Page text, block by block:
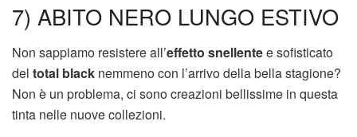
7) ABITO NERO LUNGO ESTIVO
Non sappiamo resistere all’effetto snellentee sofisticato
del total black nemmeno con l’arrivo della bella stagione?
Non è un problema, ci sono creazioni bellissime in questa
tinta nelle nuove collezioni.